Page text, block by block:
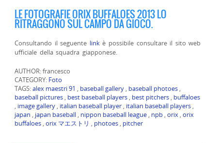
LE FOTOGRAFIE ORIX BUFFALOES 2013 LO
RITRAGGONO SUL CAMPO DA GIOCO.
Consultando il seguente linkè possibile consultare il sito web
ufficiale della squadra giapponese.
AUTHOR: francesco
CATEGORY: Foto
TAGS:alex maestri 91 , baseball gallery , baseball photoes ,
baseball pictures , best baseball players , best pitchers , buffaloes
, image gallery , italian baseball player , italian baseball players ,
japan , japan baseball , nippon baseball league , npb ,orix ,orix
buffaloes ,orix マエストリ , photoes , pitcher